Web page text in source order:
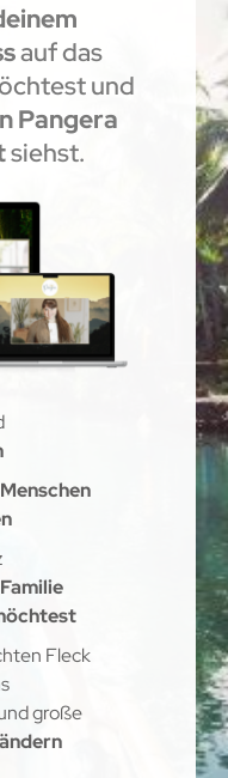
auf das
und
Pangera
siehst.
Fleck
große